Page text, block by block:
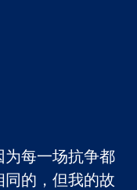
每一场抗争都
的，但我的故